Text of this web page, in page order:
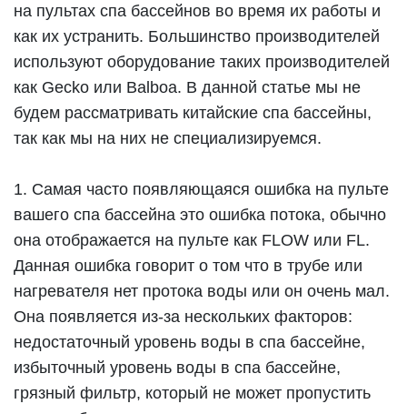
на пультах спа бассейнов во время их работы и
как их устранить. Большинство производителей
используют оборудование таких производителей
как Gecko или Balboa. В данной статье мы не
будем рассматривать китайские спа бассейны,
так как мы на них не специализируемся.
1. Самая часто появляющаяся ошибка на пульте
вашего спа бассейна это ошибка потока, обычно
она отображается на пульте как FLOW или FL.
Данная ошибка говорит о том что в трубе или
нагревателя нет протока воды или он очень мал.
Она появляется из-за нескольких факторов:
недостаточный уровень воды в спа бассейне,
избыточный уровень воды в спа бассейне,
грязный фильтр, который не может пропустить